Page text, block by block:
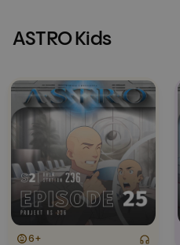
ASTRO Kids
6+